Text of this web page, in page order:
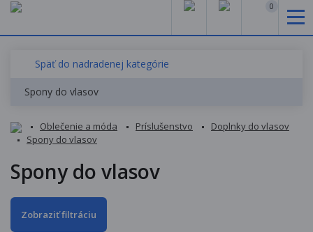
0
Späť do nadradenej kategórie
Spony do vlasov
Oblečenie a móda Príslušenstvo
Doplnky do vlasov
Spony do vlasov
Spony do vlasov
Zobraziť filtráciu